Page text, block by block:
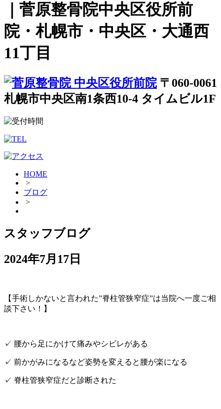
｜菅原整骨院中央区役所前
院・札幌市・中央区・大通西
11丁目
〒060-0061
札幌市中央区南1条西10-4 タイムビル1F
HOME
>
ブログ
>
スタッフブログ
2024年7月17日
【手術しかないと言われた”脊柱管狭窄症”は当院へ一度ご相
談下さい！】
✓ 腰から足にかけて痛みやシビレがある
✓ 前かがみになるなど姿勢を変えると腰が楽になる
✓ 脊柱管狭窄症だと診断された